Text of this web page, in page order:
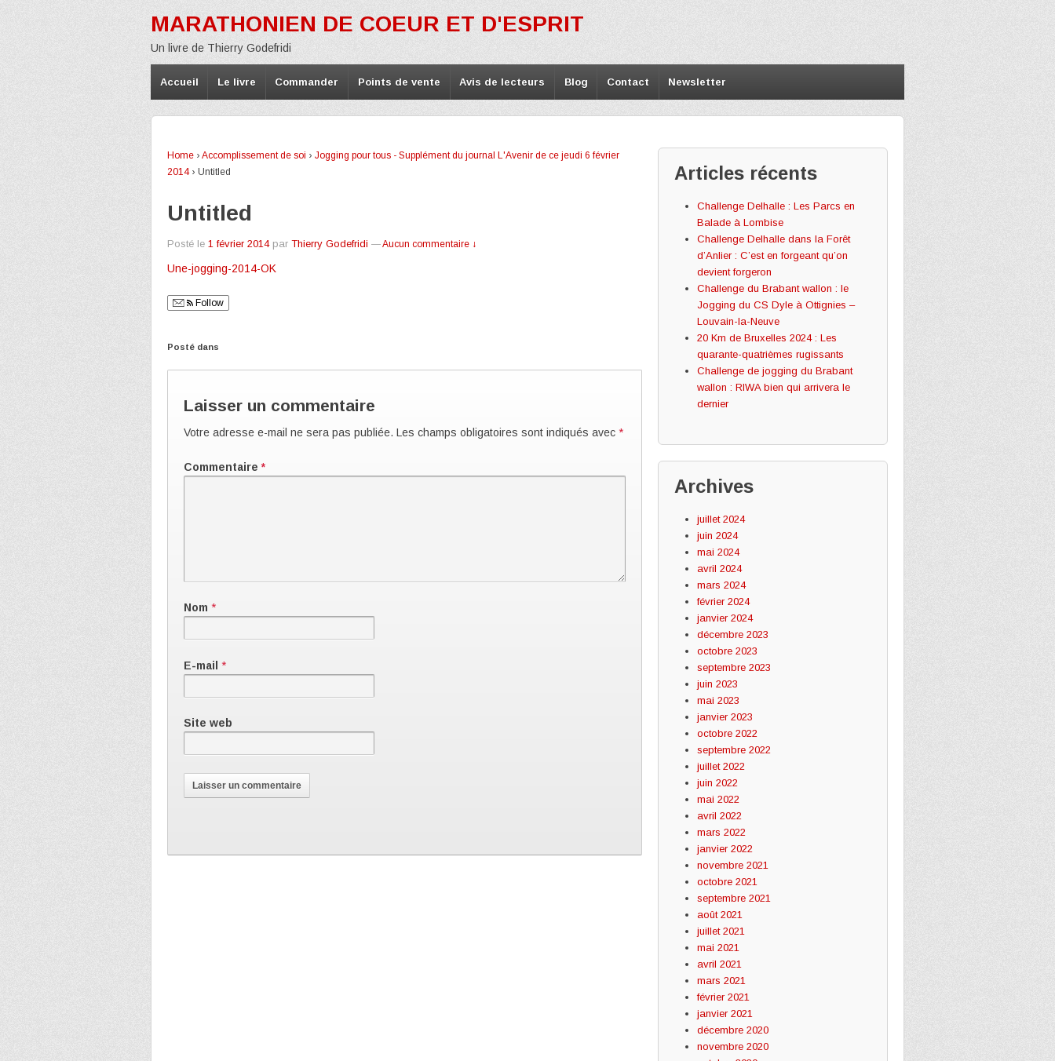
MARATHONIEN DE COEUR ET D'ESPRIT
Un livre de Thierry Godefridi
Accueil Le livre Commander Points de vente Avis de lecteurs Blog Contact Newsletter
Home › Accomplissement de soi › Jogging pour tous - Supplément du journal L'Avenir de ce jeudi 6 février
2014 › Untitled
Untitled
Posté le 1 février 2014par Thierry Godefridi —Aucun commentaire ↓
Une-jogging-2014-OK
Follow
Posté dans
Laisser un commentaire
Votre adresse e-mail ne sera pas publiée. Les champs obligatoires sont indiqués avec *
Commentaire *
Nom *
E-mail *
Site web
Articles récents
Challenge Delhalle : Les Parcs en
Balade à Lombise
Challenge Delhalle dans la Forêt
d’Anlier : C’est en forgeant qu’on
devient forgeron
Challenge du Brabant wallon : le
Jogging du CS Dyle à Ottignies –
Louvain-la-Neuve
20 Km de Bruxelles 2024 : Les
quarante-quatrièmes rugissants
Challenge de jogging du Brabant
wallon : RIWA bien qui arrivera le
dernier
Archives
juillet 2024
juin 2024
mai 2024
avril 2024
mars 2024
février 2024
janvier 2024
décembre 2023
octobre 2023
septembre 2023
juin 2023
mai 2023
janvier 2023
octobre 2022
septembre 2022
juillet 2022
juin 2022
mai 2022
avril 2022
mars 2022
janvier 2022
novembre 2021
octobre 2021
septembre 2021
août 2021
juillet 2021
mai 2021
avril 2021
mars 2021
février 2021
janvier 2021
décembre 2020
novembre 2020